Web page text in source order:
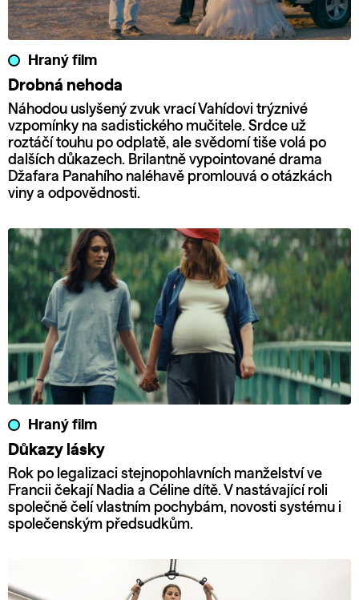
Hraný film
Drobná nehoda
Náhodou uslyšený zvuk vrací Vahídovi trýznivé
vzpomínky na sadistického mučitele. Srdce už
roztáčí touhu po odplatě, ale svědomí tiše volá po
dalších důkazech. Brilantně vypointované drama
Džafara Panahího naléhavě promlouvá o otázkách
viny a odpovědnosti.
Hraný film
Důkazy lásky
Rok po legalizaci stejnopohlavních manželství ve
Francii čekají Nadia a Céline dítě. V nastávající roli
společně čelí vlastním pochybám, novosti systému i
společenským předsudkům.